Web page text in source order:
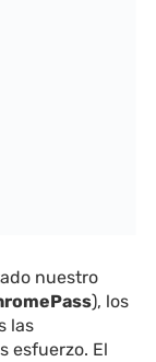
nuestro
), los
las
esfuerzo. El